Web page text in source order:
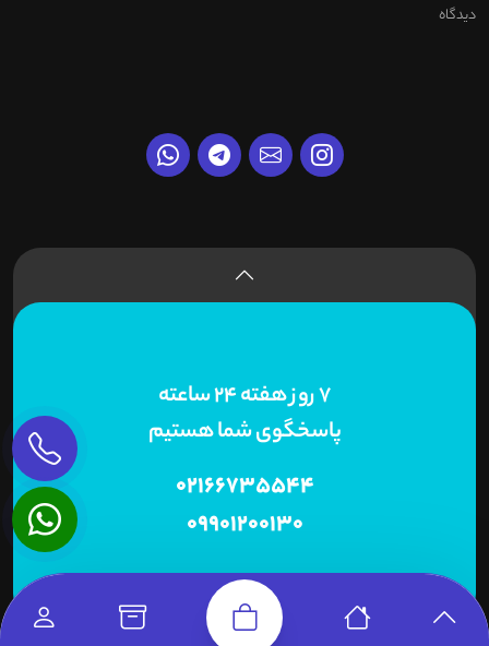
دیدگاه
7 روز هفته 24 ساعته
پاسخگوی شما هستیم
02166735544
09901200130